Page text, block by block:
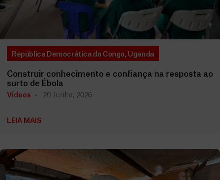
República Democrática do Congo, Uganda
Construir conhecimento e confiança na resposta ao
surto de Ébola
Vídeos 20 Junho, 2026
LEIA MAIS